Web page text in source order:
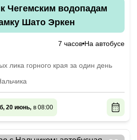
Чегемским водопадам
Шато Эркен
7 часов На автобусе
лика горного края за один день
20 июнь, в 08:00